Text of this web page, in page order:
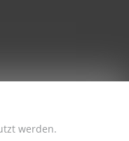
werden.